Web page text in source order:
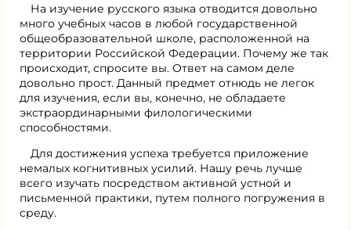
На изучение русского языка отводится довольно
много учебных часов в любой государственной
общеобразовательной школе, расположенной на
территории Российской Федерации. Почему же так
происходит, спросите вы. Ответ на самом деле
довольно прост. Данный предмет отнюдь не легок
для изучения, если вы, конечно, не обладаете
экстраординарными филологическими
способностями.
Для достижения успеха требуется приложение
немалых когнитивных усилий. Нашу речь лучше
всего изучать посредством активной устной и
письменной практики, путем полного погружения в
среду.